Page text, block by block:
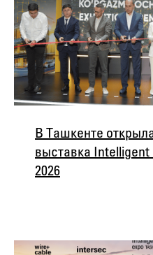
В Ташкенте
выставка Intelligent
2026